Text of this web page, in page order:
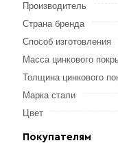
Производитель
Страна бренда
Способ изготовления
Масса цинкового
Толщина цинкового
Марка стали
Цвет
Покупателям